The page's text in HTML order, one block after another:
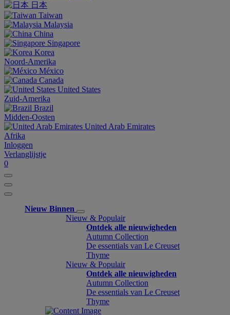
日本
Taiwan
Malaysia
China
Singapore
Korea
Noord-Amerika
México
Canada
United States
Zuid-Amerika
Brazil
Midden-Oosten
United Arab Emirates
Afrika
Inloggen
Verlanglijstje
0
Nieuw Binnen
Nieuw & Populair
Ontdek alle nieuwigheden
Autumn Collection
De essentials van Le Creuset
Thyme
Nieuw & Populair
Ontdek alle nieuwigheden
Autumn Collection
De essentials van Le Creuset
Thyme